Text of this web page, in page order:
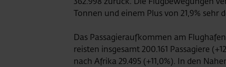
Tonnen und einem Plus von 21,9% sehr
Das Passagieraufkommen am
reisten insgesamt 200.161 Passagiere
nach Afrika 29.495 (+11,0%). In den